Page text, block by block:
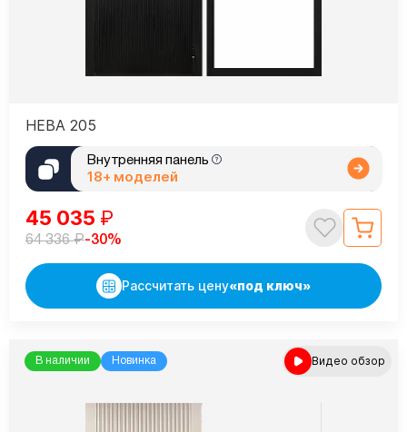
НЕВА 205
Внутренняя панель
18+ моделей
45 035 ₽
64 336₽-30%
Рассчитать цену«под ключ»
В наличии Новинка Видео обзор